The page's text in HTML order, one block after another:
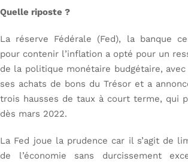
Quelle riposte ?
La réserve Fédérale (Fed), la banque
pour contenir l’inflation a opté pour un
de la politique monétaire budgétaire,
ses achats de bons du Trésor et a
trois hausses de taux à court terme, qui
dès mars 2022.
La Fed joue la prudence car il s’agit de
de l’économie sans durcissement